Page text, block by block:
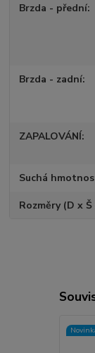
Brzda - přední
Brzda - zadní
ZAPALOVÁNÍ
Suchá
Rozměry (D x Š